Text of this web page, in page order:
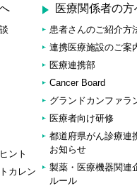
ント
カレン
医療関係者の方
患者さんのご紹介方
連携医療施設のご案
医療連携部
Cancer Board
グランドカンファラ
医療者向け研修
都道府県がん診療連
お知らせ
製薬・医療機器関連
ルール